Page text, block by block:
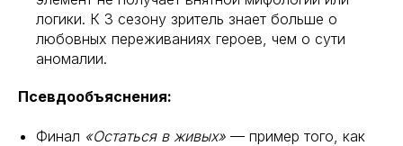
логики. К 3 сезону зритель знает больше о
любовных переживаниях героев, чем о сути
аномалии.
Псевдообъяснения:
Финал «Остаться в живых» — пример того, как